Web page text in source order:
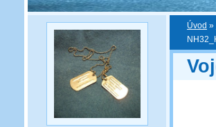
Úvod »